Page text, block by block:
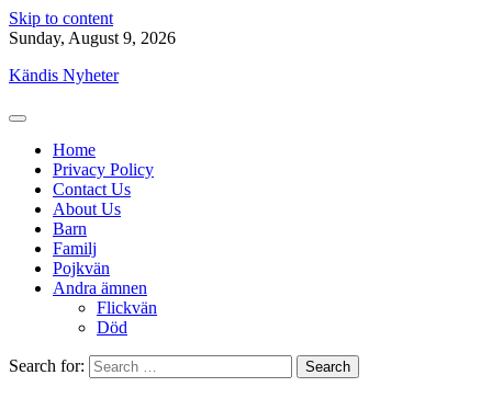
Skip to content
Sunday, August 9, 2026
Kändis Nyheter
Home
Privacy Policy
Contact Us
About Us
Barn
Familj
Pojkvän
Andra ämnen
Flickvän
Död
Search for: